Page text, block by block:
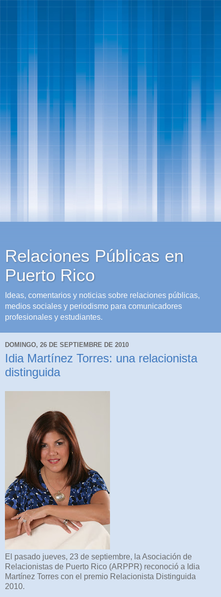
Relaciones Públicas en
Puerto Rico
Ideas, comentarios y noticias sobre relaciones públicas,
medios sociales y periodismo para comunicadores
profesionales y estudiantes.
DOMINGO, 26 DE SEPTIEMBRE DE 2010
Idia Martínez Torres: una relacionista
distinguida
El pasado jueves, 23 de septiembre, la Asociación de
Relacionistas de Puerto Rico (ARPPR) reconoció a Idia
Martínez Torres con el premio Relacionista Distinguida
2010.